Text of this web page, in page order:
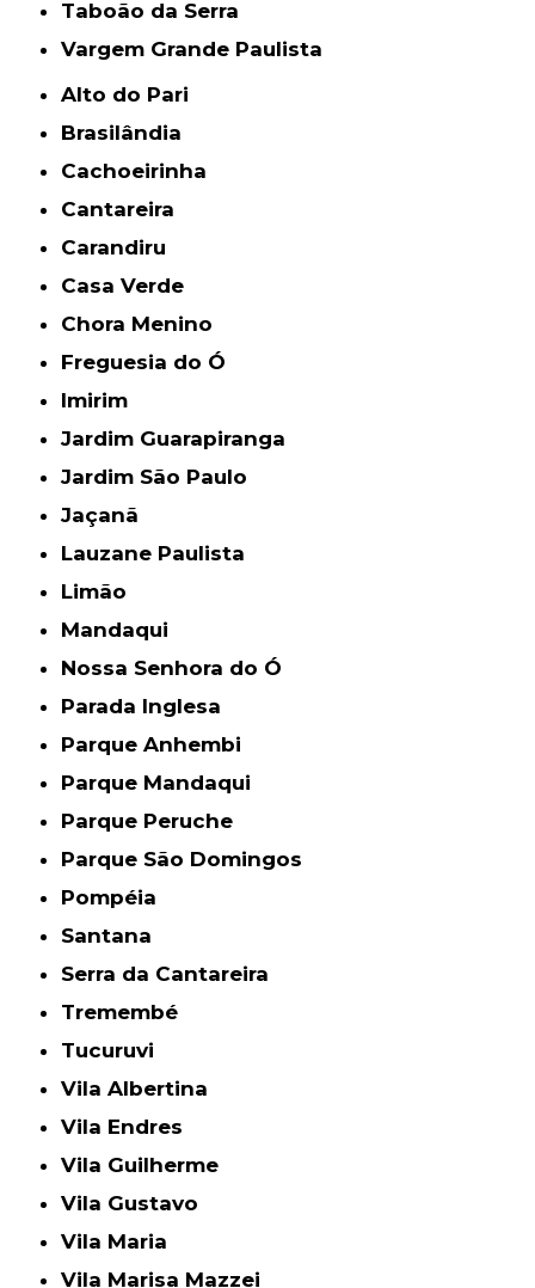
Taboão da Serra
Vargem Grande Paulista
Alto do Pari
Brasilândia
Cachoeirinha
Cantareira
Carandiru
Casa Verde
Chora Menino
Freguesia do Ó
Imirim
Jardim Guarapiranga
Jardim São Paulo
Jaçanã
Lauzane Paulista
Limão
Mandaqui
Nossa Senhora do Ó
Parada Inglesa
Parque Anhembi
Parque Mandaqui
Parque Peruche
Parque São Domingos
Pompéia
Santana
Serra da Cantareira
Tremembé
Tucuruvi
Vila Albertina
Vila Endres
Vila Guilherme
Vila Gustavo
Vila Maria
Vila Marisa Mazzei